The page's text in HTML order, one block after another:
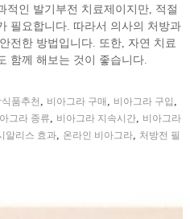
적인 발기부전 치료제이지만, 적절
필요합니다. 따라서 의사의 처방과
전한 방법입니다. 또한, 자연 치료
함께 해보는 것이 좋습니다.
품추천 비아그라 구매 비아그라 구입
그라 종류 비아그라 지속시간,
비아그라
알리스 효과, 온라인 비아그라,
처방전 필